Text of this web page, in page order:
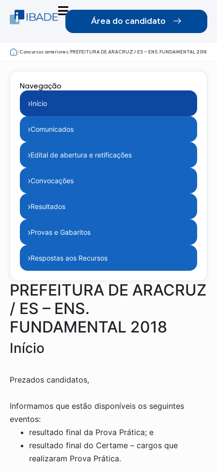
Área do candidato
/Concursos anteriores/PREFEITURA DE ARACRUZ / ES – ENS. FUNDAMENTAL 2018
PREFEITURA DE ARACRUZ
/ ES – ENS.
FUNDAMENTAL 2018
Início
Prezados candidatos,
Informamos que estão disponíveis os seguintes
eventos:
resultado final da Prova Prática; e
resultado final do Certame – cargos que
realizaram Prova Prática.
Navegação
›Início
›Comunicados
›Edital de abertura e retificações
›Convocações
›Resultados
›Provas e Gabaritos
›Respostas aos Recursos